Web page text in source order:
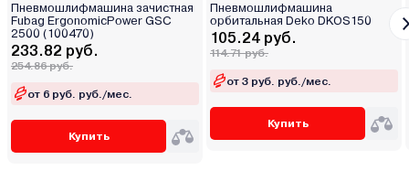
Пневмошлифмашина зачистная
Fubag ErgonomicPower GSC
2500 (100470)
233.82 руб.
254.86 руб.
от 6 руб. руб./мес.
Купить
Пневмошлифмашина
орбитальная Deko DKOS150
105.24 руб.
114.71 руб.
от 3 руб. руб./мес.
Купить